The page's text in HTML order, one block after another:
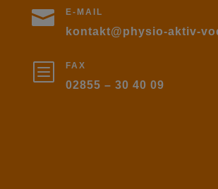
 E-MAIL
kontakt@physio-aktiv-
b FAX
02855 – 30 40 09